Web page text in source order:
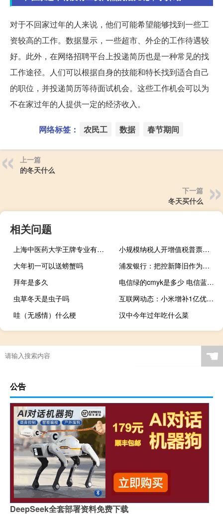
对于不回家过年的人来说，他们可能希望能够找到一些工
资较高的工作。数据显示，一些超市、外企的工作待遇较
好。此外，在网络招聘平台上投递简历也是一种常见的找
工作途径。人们可以根据自身的技能和特长找到适合自己
的职位，并投递简历等待面试机会。这些工作机会可以为
不在家过年的人提供一定的经济收入。
网络标签： 农民工 数据 春节期间
上一篇
的冬天什么
下一篇
冬天买什么
相关问题
上海中医药大学王牌专业有哪些
小规模纳税人开增值税普票可以开6个点的吗
大年初一可以送螃蟹吗
浦发银行：把控新降旧作为风险管理的首要任务之一
拜年是多久
电信绿的cmyk是多少 电信蓝cmyk值
虫草冬天是虫子吗
互联网动态：小米增补1亿优惠券助力北京消费季 爆款好物最高立享24期免息
哇（无感情）什么梗
汉中今年过年吃什么菜
☚
公告
DeepSeek全套部署资料免费下载